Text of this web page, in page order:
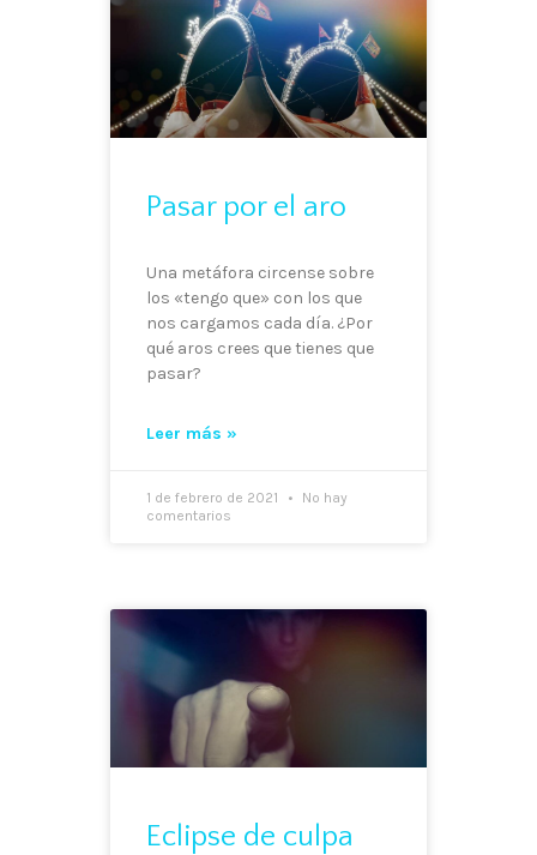
Pasar por el aro
Una metáfora circense sobre
los «tengo que» con los que
nos cargamos cada día. ¿Por
qué aros crees que tienes que
pasar?
Leer más »
1 de febrero de 2021
No hay
comentarios
Eclipse de culpa